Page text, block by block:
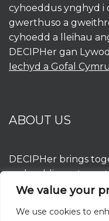
We value your
We use cookies to
cyhoeddus ynghyd i
gwerthuso a
cyhoedd a lleihau
DECIPHer gan
Iechyd a Gofal Cymru
ABOUT US
DECIPHer brings
and public partners
implement
by the Welsh